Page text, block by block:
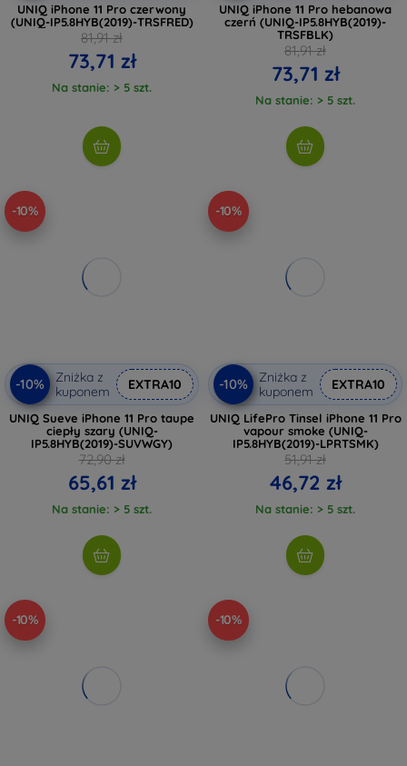
UNIQ iPhone 11 Pro czerwony
(UNIQ-IP5.8HYB(2019)-TRSFRED)
81,91 zł
73,71 zł
Na stanie: > 5 szt.
UNIQ iPhone 11 Pro hebanowa
czerń (UNIQ-IP5.8HYB(2019)-
TRSFBLK)
81,91 zł
73,71 zł
Na stanie: > 5 szt.
-10%
-10%
Zniżka z
kuponem
EXTRA10
UNIQ Sueve iPhone 11 Pro taupe
ciepły szary (UNIQ-
IP5.8HYB(2019)-SUVWGY)
72,90 zł
65,61 zł
Na stanie: > 5 szt.
-10%
-10%
Zniżka z
kuponem
EXTRA10
UNIQ LifePro Tinsel iPhone 11 Pro
vapour smoke (UNIQ-
IP5.8HYB(2019)-LPRTSMK)
51,91 zł
46,72 zł
Na stanie: > 5 szt.
-10% -10%